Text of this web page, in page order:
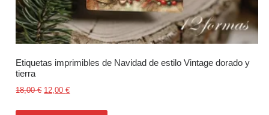
Etiquetas imprimibles de Navidad de estilo Vintage dorado y
tierra
18,00€ El precio original era: 18,00 €.
12,00€El precio actual es: 12,00 €.